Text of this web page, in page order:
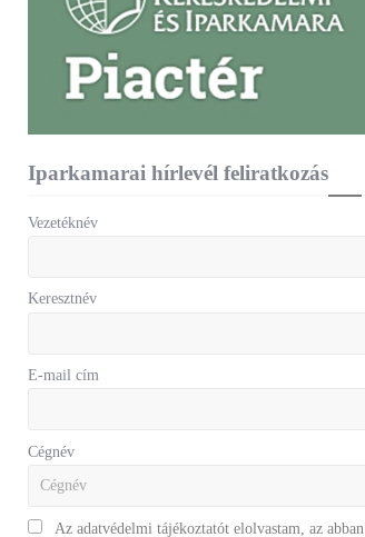
Iparkamarai hírlevél feliratkozás
Vezetéknév
Keresztnév
E-mail cím
Cégnév
Az adatvédelmi tájékoztatót elolvastam, az abban